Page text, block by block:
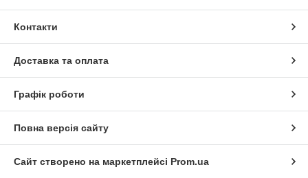
Контакти
Доставка та оплата
Графік роботи
Повна версія сайту
Сайт створено на маркетплейсі Prom.ua